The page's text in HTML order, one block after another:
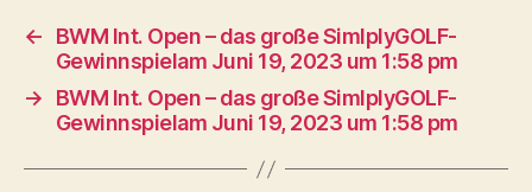
←
BWM Int. Open – das große SimlplyGOLF-
Gewinnspielam Juni 19, 2023 um 1:58 pm
→
BWM Int. Open – das große SimlplyGOLF-
Gewinnspielam Juni 19, 2023 um 1:58 pm